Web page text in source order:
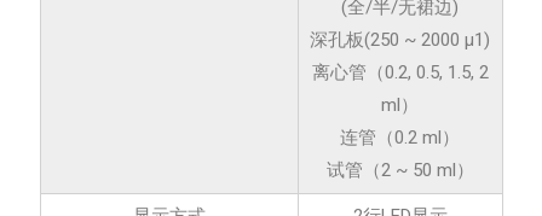
(全/半/无裙边)
深孔板(250 ~ 2000 µ1)
离心管（0.2, 0.5, 1.5, 2
ml）
连管（0.2 ml）
试管（2 ~ 50 ml）